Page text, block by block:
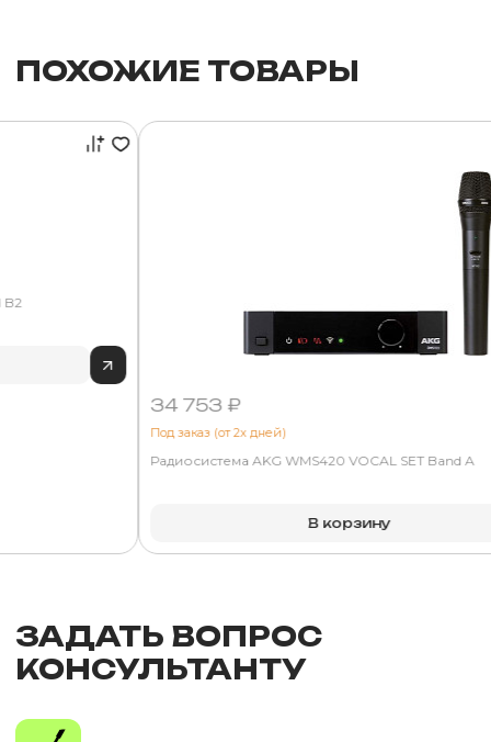
ПОХОЖИЕ ТОВАРЫ
B2
34 753 ₽
Под заказ (от 2х дней)
Радиосистема AKG WMS420 VOCAL SET Band A
В корзину
ЗАДАТЬ ВОПРОС
КОНСУЛЬТАНТУ